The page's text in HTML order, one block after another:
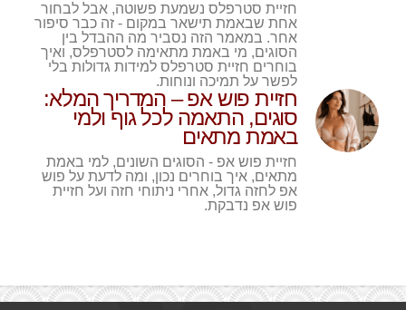
חזיית סטרפלס נשמעת פשוטה, אבל לבחור
אחת שבאמת תישאר במקום - זה כבר סיפור
אחר. במאמר הזה נסביר מה ההבדל בין
הסוגים, מי באמת מתאימה לסטרפלס, ואיך
בוחרים חזיית סטרפלס למידות גדולות בלי
לפשר על תמיכה ונוחות.
חזיית פוש אפ – המדריך המלא:
סוגים, התאמה לכל גוף ולמי
באמת מתאים
חזיית פוש אפ - הסוגים השונים, למי באמת
מתאים, איך בוחרים נכון, ומה לדעת על פוש
אפ לחזה גדול, אחרי ניתוחי חזה ועל חזיית
פוש אפ נדבקת.